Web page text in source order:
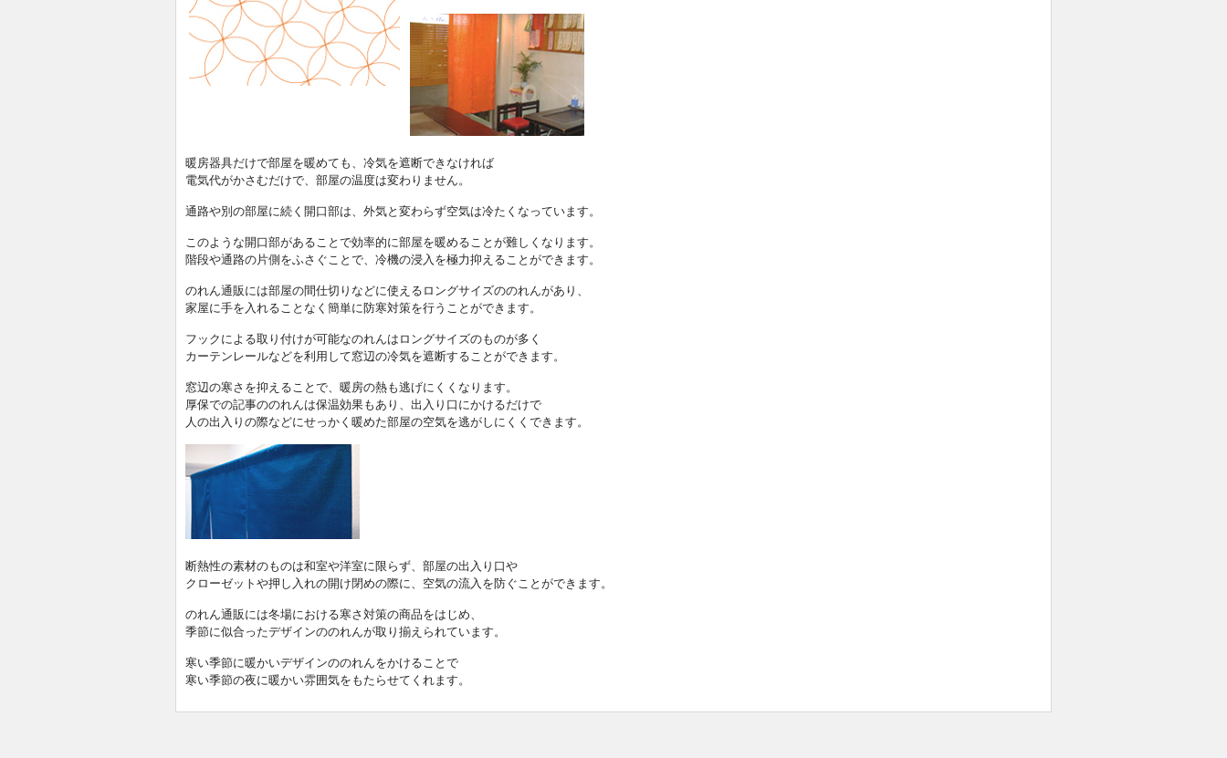
暖房器具だけで部屋を暖めても、冷気を遮断できなければ
電気代がかさむだけで、部屋の温度は変わりません。
通路や別の部屋に続く開口部は、外気と変わらず空気は冷たくなっています。
このような開口部があることで効率的に部屋を暖めることが難しくなります。
階段や通路の片側をふさぐことで、冷機の浸入を極力抑えることができます。
のれん通販には部屋の間仕切りなどに使えるロングサイズののれんがあり、
家屋に手を入れることなく簡単に防寒対策を行うことができます。
フックによる取り付けが可能なのれんはロングサイズのものが多く
カーテンレールなどを利用して窓辺の冷気を遮断することができます。
窓辺の寒さを抑えることで、暖房の熱も逃げにくくなります。
厚保での記事ののれんは保温効果もあり、出入り口にかけるだけで
人の出入りの際などにせっかく暖めた部屋の空気を逃がしにくくできます。
断熱性の素材のものは和室や洋室に限らず、部屋の出入り口や
クローゼットや押し入れの開け閉めの際に、空気の流入を防ぐことができます。
のれん通販には冬場における寒さ対策の商品をはじめ、
季節に似合ったデザインののれんが取り揃えられています。
寒い季節に暖かいデザインののれんをかけることで
寒い季節の夜に暖かい雰囲気をもたらせてくれます。